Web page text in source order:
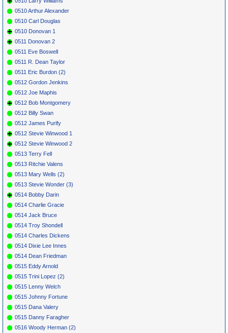
0510 Arthur Alexander
0510 Carl Douglas
0510 Donovan 1
0511 Donovan 2
0511 Eve Boswell
0511 R. Dean Taylor
0511 Eric Burdon (2)
0512 Gordon Jenkins
0512 Joe Maphis
0512 Bob Montgomery
0512 Billy Swan
0512 James Purify
0512 Stevie Winwood 1
0512 Stevie Winwood 2
0513 Terry Fell
0513 Ritchie Valens
0513 Mary Wells (2)
0513 Stevie Wonder (3)
0514 Bobby Darin
0514 Charlie Gracie
0514 Jack Bruce
0514 Troy Shondell
0514 Charles Dickens
0514 Dixie Lee Innes
0514 Dean Friedman
0515 Eddy Arnold
0515 Trini Lopez (2)
0515 Lenny Welch
0515 Johnny Fortune
0515 Dana Valery
0515 Danny Faragher
0516 Woody Herman (2)